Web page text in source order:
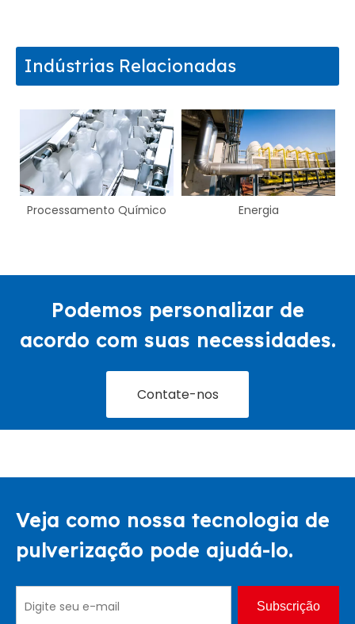
Indústrias Relacionadas
Energia Gestão de ações
Podemos personalizar de
acordo com suas necessidades.
Contate-nos
Veja como nossa tecnologia de
pulverização pode ajudá-lo.
Subscrição